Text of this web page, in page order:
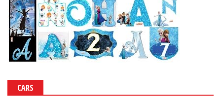
CARS